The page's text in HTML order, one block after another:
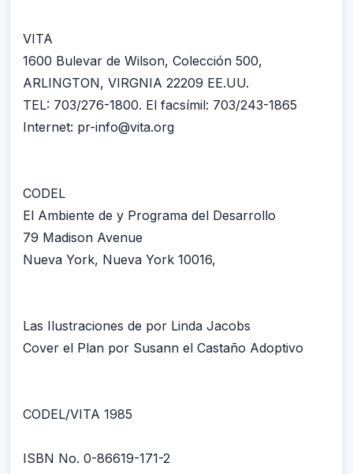
VITA
1600 Bulevar de Wilson, Colección 500,
ARLINGTON, VIRGNIA 22209 EE.UU.
TEL: 703/276-1800. El facsímil: 703/243-1865
Internet: pr-info@vita.org
CODEL
El Ambiente de y Programa del Desarrollo
79 Madison Avenue
Nueva York, Nueva York 10016,
Las Ilustraciones de por Linda Jacobs
Cover el Plan por Susann el Castaño Adoptivo
CODEL/VITA 1985
ISBN No. 0-86619-171-2